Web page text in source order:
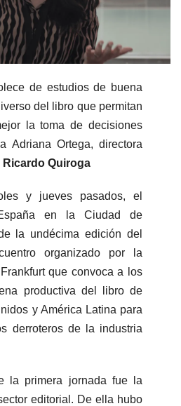
de estudios de buena
del libro que permitan
la toma de decisiones
Adriana Ortega, directora
Ricardo Quiroga
y jueves pasados, el
en la Ciudad de
la undécima edición del
organizado por la
que convoca a los
productiva del libro de
y América Latina para
derroteros de la industria
la primera jornada fue la
editorial. De ella hubo